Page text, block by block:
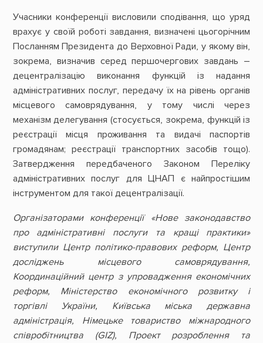
Учасники конференції висловили сподівання, що уряд
врахує у своїй роботі завдання, визначені цьогорічним
Посланням Президента до Верховної Ради, у якому він,
зокрема, визначив серед першочергових завдань –
децентралізацію виконання функцій із надання
адміністративних послуг, передачу їх на рівень органів
місцевого самоврядування, у тому числі через
механізм делегування (стосується, зокрема, функцій із
реєстрації місця проживання та видачі паспортів
громадянам; реєстрації транспортних засобів тощо).
Затвердження передбаченого Законом Переліку
адміністративних послуг для ЦНАП є найпростішим
інструментом для такої децентралізації.
Організаторами конференції «Нове законодавство
про адміністративні послуги та кращі практики»
виступили Центр політико-правових реформ, Центр
досліджень місцевого самоврядування,
Координаційний центр з упровадження економічних
реформ, Міністерство економічного розвитку і
торгівлі України, Київська міська державна
адміністрація, Німецьке товариство міжнародного
співробітництва (GIZ), Проект розроблення та